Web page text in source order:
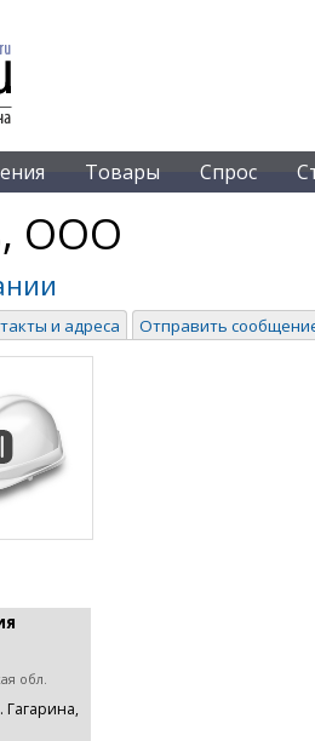
Товары Спрос
ООО
и адреса Отправить
обл.
Гагарина,